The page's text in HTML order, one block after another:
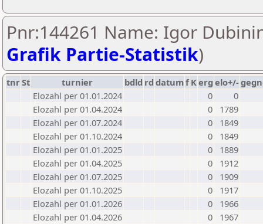
Pnr:144261 Name: Igor
Grafik Partie-Statistik)
tnrSt turnier bdld rd datumf Kerg elo+/-
Elozahl per 01.01.2024
0
0
Elozahl per 01.04.2024
0
1789
Elozahl per 01.07.2024
0
1849
Elozahl per 01.10.2024
0
1849
Elozahl per 01.01.2025
0
1889
Elozahl per 01.04.2025
0
1912
Elozahl per 01.07.2025
0
1909
Elozahl per 01.10.2025
0
1917
Elozahl per 01.01.2026
0
1966
Elozahl per 01.04.2026
0
1967